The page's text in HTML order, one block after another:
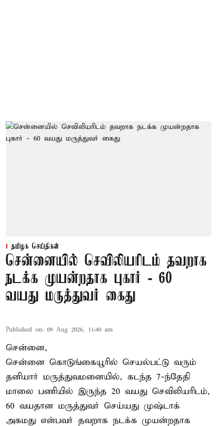
தமிழக செய்திகள்
சென்னையில் செவிலியரிடம் தவறாக
நடக்க முயன்றதாக புகார் - 60
வயது மருத்துவர் கைது
Published on: 09 Aug 2026, 11:40 am
சென்னை,
சென்னை கொடுங்கையூரில் செயல்பட்டு வரும்
தனியார் மருத்துவமனையில், கடந்த 7-ந்தேதி
மாலை பணியில் இருந்த 20 வயது செவிலியரிடம்,
60 வயதான மருத்துவர் செய்யது முஷ்டாக்
அகமது என்பவர் தவறாக நடக்க முயன்றதாக